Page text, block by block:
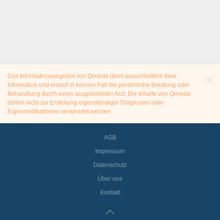
Das Informationsangebot von Qimeda dient ausschließlich Ihrer
Information und ersetzt in keinem Fall die persönliche Beratung oder
Behandlung durch einen ausgebildeten Arzt. Die Inhalte von Qimeda
dürfen nicht zur Erstellung eigenständiger Diagnosen oder
Eigenmedikationen verwendet werden.
AGB
Impressum
Datenschutz
Über uns
Kontakt